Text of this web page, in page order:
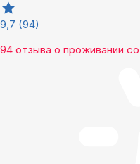
9,7 (94)
94 отзыва о проживании